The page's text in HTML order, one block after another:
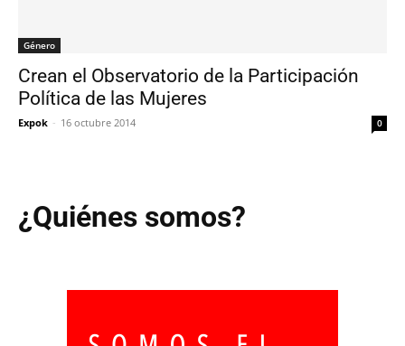
Género
Crean el Observatorio de la Participación
Política de las Mujeres
Expok - 16 octubre 2014 0
¿Quiénes somos?